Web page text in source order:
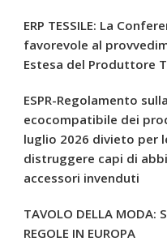
ERP TESSILE: La
favorevole al
Estesa del Produttore
ESPR-Regolamento
ecocompatibile dei
luglio 2026 divieto per
distruggere capi di
accessori invenduti
TAVOLO DELLA MODA:
REGOLE IN EUROPA